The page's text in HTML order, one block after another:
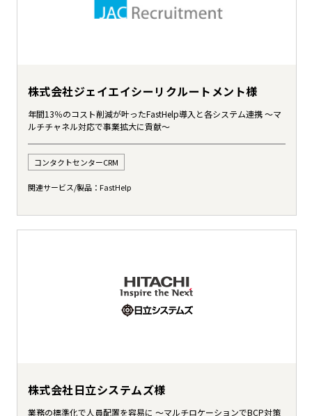
株式会社ジェイエイシーリクルートメント様
年間13％のコスト削減が叶ったFastHelp導入と各システム連携 ～マ
ルチチャネル対応で事業拡大に貢献～
コンタクトセンターCRM
関連サービス/製品： FastHelp
株式会社日立システムズ様
業務の標準化で人員配置を容易に ～マルチロケーションでBCP対策